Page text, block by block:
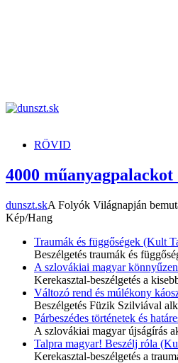
RÖVID
4000
dunszt.skA Folyók Világnapján
Kép/Hang
Traumák és függőségek (Kult
Beszélgetés traumák és
A szlovákiai magyar
Kerekasztal-beszélgetés a
Változó rend és múlékony
Beszélgetés Füzik Szilviával
Párbeszédes történetek és
A szlovákiai magyar újságírás
Talpra magyar! Beszélj róla
Kerekasztal-beszélgetés a